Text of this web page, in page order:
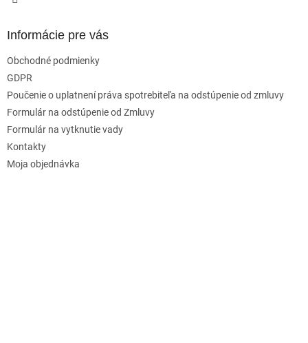
Informácie pre vás
Obchodné podmienky
GDPR
Poučenie o uplatnení práva spotrebiteľa na odstúpenie od zmluvy
Formulár na odstúpenie od Zmluvy
Formulár na vytknutie vady
Kontakty
Moja objednávka